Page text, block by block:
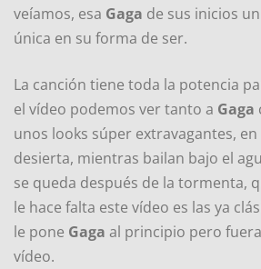
veíamos, esa Gaga de sus inicios
única en su forma de ser.
La canción tiene toda la potencia
el vídeo podemos ver tanto a Gaga
unos looks súper extravagantes,
desierta, mientras bailan bajo el
se queda después de la tormenta,
le hace falta este vídeo es las ya
le pone Gaga al principio pero
vídeo.